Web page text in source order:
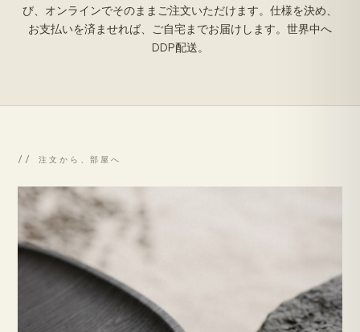
び、オンラインでそのままご注文いただけます。仕様を決め、
お支払いを済ませれば、ご自宅までお届けします。世界中へ
DDP配送。
// 注文から、部屋へ